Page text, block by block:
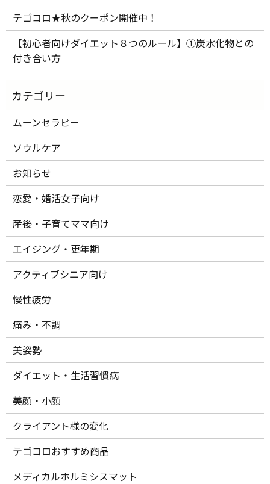
テゴコロ★秋のクーポン開催中！
【初心者向けダイエット８つのルール】①炭水化物との
付き合い方
ムーンセラピー
ソウルケア
お知らせ
恋愛・婚活女子向け
産後・子育てママ向け
エイジング・更年期
アクティブシニア向け
慢性疲労
痛み・不調
美姿勢
ダイエット・生活習慣病
美顔・小顔
クライアント様の変化
テゴコロおすすめ商品
メディカルホルミシスマット